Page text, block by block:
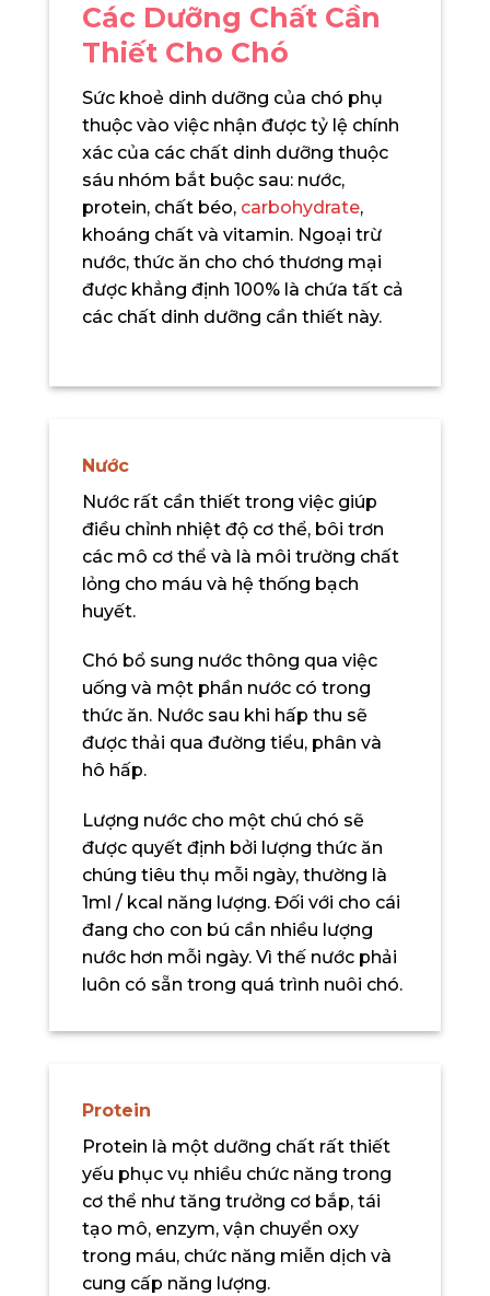
Các Dưỡng Chất Cần
Thiết Cho Chó
Sức khoẻ dinh dưỡng của chó phụ
thuộc vào việc nhận được tỷ lệ chính
xác của các chất dinh dưỡng thuộc
sáu nhóm bắt buộc sau: nước,
protein, chất béo, carbohydrate,
khoáng chất và vitamin. Ngoại trừ
nước, thức ăn cho chó thương mại
được khẳng định 100% là chứa tất cả
các chất dinh dưỡng cần thiết này.
Nước
Nước rất cần thiết trong việc giúp
điều chỉnh nhiệt độ cơ thể, bôi trơn
các mô cơ thể và là môi trường chất
lỏng cho máu và hệ thống bạch
huyết.
Chó bổ sung nước thông qua việc
uống và một phần nước có trong
thức ăn. Nước sau khi hấp thu sẽ
được thải qua đường tiểu, phân và
hô hấp.
Lượng nước cho một chú chó sẽ
được quyết định bởi lượng thức ăn
chúng tiêu thụ mỗi ngày, thường là
1ml / kcal năng lượng. Đối với cho cái
đang cho con bú cần nhiều lượng
nước hơn mỗi ngày. Vì thế nước phải
luôn có sẵn trong quá trình nuôi chó.
Protein
Protein là một dưỡng chất rất thiết
yếu phục vụ nhiều chức năng trong
cơ thể như tăng trưởng cơ bắp, tái
tạo mô, enzym, vận chuyển oxy
trong máu, chức năng miễn dịch và
cung cấp năng lượng.